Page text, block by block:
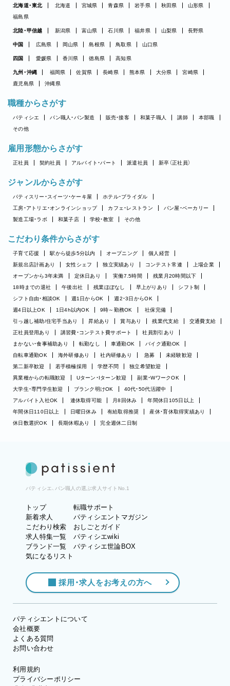
北海道・東北 北海道 宮城県 青森県 岩手県 秋田県
山形県
福島県
北陸・甲信越 新潟県 富山県 石川県 福井県 山梨県 長野県
中国 広島県 岡山県 島根県 鳥取県 山口県
四国 愛媛県 香川県 徳島県 高知県
九州・沖縄 福岡県 佐賀県 長崎県 熊本県 大分県
宮崎県
鹿児島県
沖縄県
職種からさがす
パティシエ パン職人・パン製造 販売・接客 和菓子職人 講師
本部職
その他
雇用形態からさがす
正社員 契約社員 アルバイト・パート 派遣社員 新卒（正社員）
ジャンルからさがす
パティスリー・スイーツ・ケーキ屋
ホテル・ブライダル
工房・アトリエ・オンラインショップ
カフェ・レストラン
パン屋・ベーカリー
製造工場・ラボ
和菓子店 学校・教室 その他
こだわり条件からさがす
子育て応援 駅から徒歩5分以内 オープニング
個人経営
新規出店計画あり
女性シェフ 独立実績あり コンテスト常連
上場企業
オープンから3年未満
定休日あり 実働7.5時間
残業月20時間以下
18時までの退社
午後出社 残業ほぼなし 早上がりあり
シフト制
シフト自由・相談OK
週1日からOK
週2・3日からOK
週4日以上OK
1日4h以内OK 9時～勤務OK
社保完備
引っ越し補助/住宅手当あり
昇給あり 賞与あり 残業代支給
交通費支給
正社員登用あり
講習費・コンテスト費サポート
社員割引あり
まかない・食事補助あり
転勤なし 車通勤OK
バイク通勤OK
自転車通勤OK
海外研修あり 社内研修あり 急募
未経験歓迎
第二新卒歓迎
若手積極採用 学歴不問
独立希望歓迎
異業種からの転職歓迎
Uターン・Iターン歓迎
副業・WワークOK
大学生・専門学生歓迎
ブランク明けOK
40代・50代活躍中
アルバイト入社OK
連休取得可能 月8回休み
年間休日105日以上
年間休日110日以上
日曜日休み 有給取得推奨
産休・育休取得実績あり
休日数選択OK
長期休暇あり 完全週休二日制
パティシエ、パン職人の選ぶ求人サイトNo.1
トップ
新着求人
こだわり検索
求人特集一覧
ブランド一覧
気になるリスト
転職サポート
パティシエントマガジン
おしごとガイド
パティシエwiki
パティシエ世論BOX
採用・求人をお考えの方へ
パティシエントについて
会社概要
よくある質問
お問い合わせ
利用規約
プライバシーポリシー